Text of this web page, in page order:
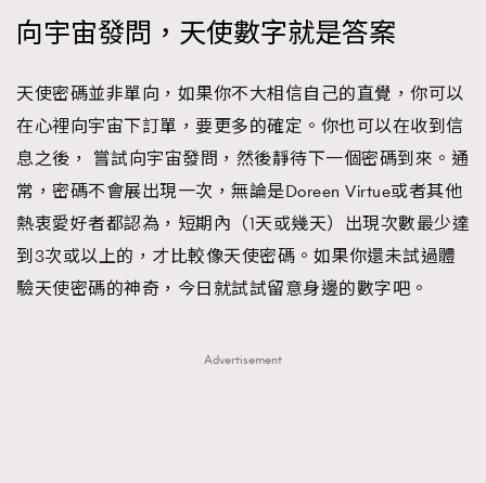
向宇宙發問，天使數字就是答案
天使密碼並非單向，如果你不大相信自己的直覺，你可以
在心裡向宇宙下訂單，要更多的確定。你也可以在收到信
息之後， 嘗試向宇宙發問，然後靜待下一個密碼到來。通
常，密碼不會展出現一次，無論是Doreen Virtue或者其他
熱衷愛好者都認為，短期內（1天或幾天）出現次數最少達
到3次或以上的，才比較像天使密碼。如果你還未試過體
驗天使密碼的神奇，今日就試試留意身邊的數字吧。
Advertisement